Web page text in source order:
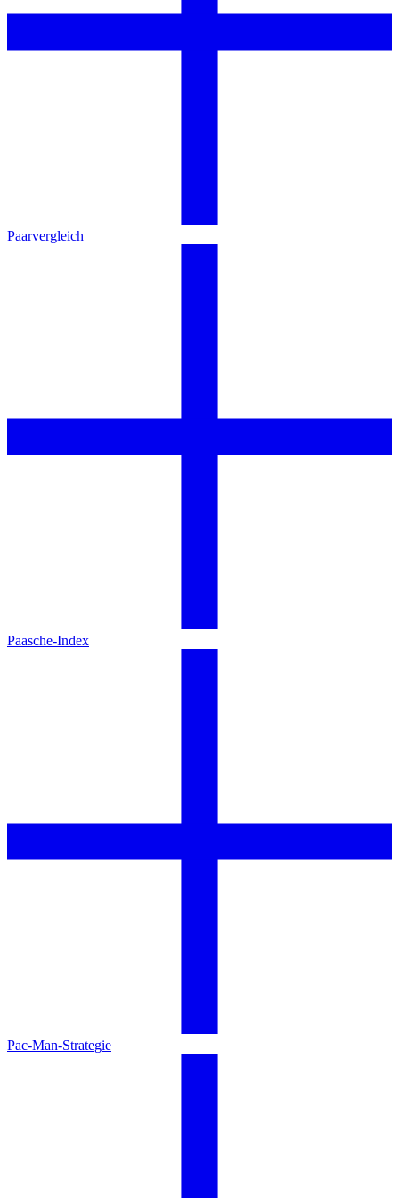
Paarvergleich
Paasche-Index
Pac-Man-Strategie